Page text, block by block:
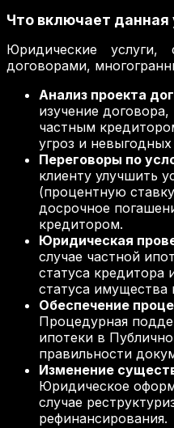
Что включает данная
Юридические услуги,
договорами,
Анализ проекта
изучение
частным
угроз и
Переговоры по
клиенту улучшить
(процентную
досрочное
кредитором.
Юридическая
случае частной
статуса кредитора
статуса имущества
Обеспечение
Процедурная
ипотеки в
правильности
Изменение
Юридическое
случае
рефинансирования.